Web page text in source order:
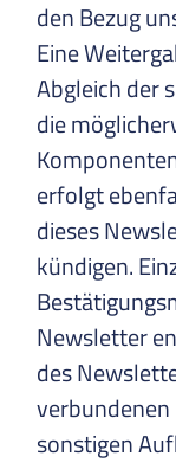
den Bezug
Eine
Abgleich der
die
erfolgt
dieses
kündigen.
Newsletter
des
sonstigen